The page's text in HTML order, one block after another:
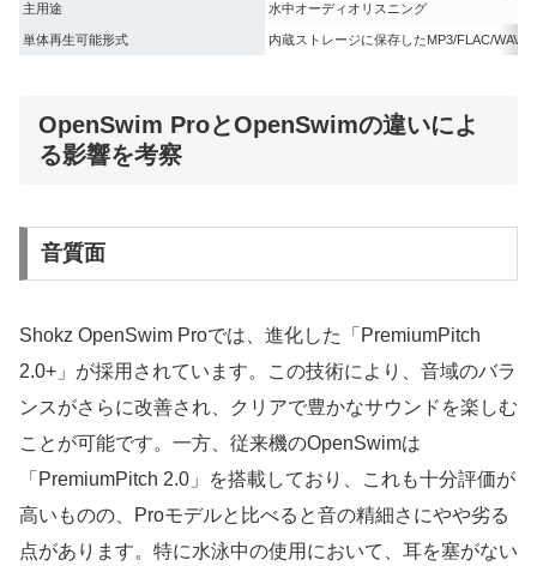
主用途 水中オーディオリスニング
単体再生可能形式 内蔵ストレージに保存したMP3/FLAC/WAV/
OpenSwim ProとOpenSwimの違いによ
る影響を考察
音質面
Shokz OpenSwim Proでは、進化した「PremiumPitch
2.0+」が採用されています。この技術により、音域のバラ
ンスがさらに改善され、クリアで豊かなサウンドを楽しむ
ことが可能です。一方、従来機のOpenSwimは
「PremiumPitch 2.0」を搭載しており、これも十分評価が
高いものの、Proモデルと比べると音の精細さにやや劣る
点があります。特に水泳中の使用において、耳を塞がない